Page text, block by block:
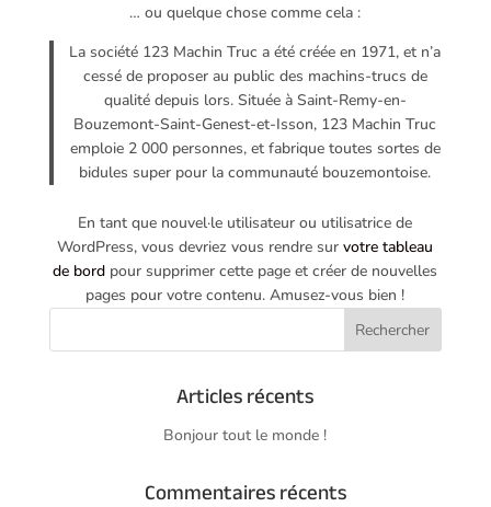
… ou quelque chose comme cela :
La société 123 Machin Truc a été créée en 1971, et n’a
cessé de proposer au public des machins-trucs de
qualité depuis lors. Située à Saint-Remy-en-
Bouzemont-Saint-Genest-et-Isson, 123 Machin Truc
emploie 2 000 personnes, et fabrique toutes sortes de
bidules super pour la communauté bouzemontoise.
En tant que nouvel·le utilisateur ou utilisatrice de
WordPress, vous devriez vous rendre survotre tableau
de bord pour supprimer cette page et créer de nouvelles
pages pour votre contenu. Amusez-vous bien !
Articles récents
Bonjour tout le monde !
Commentaires récents